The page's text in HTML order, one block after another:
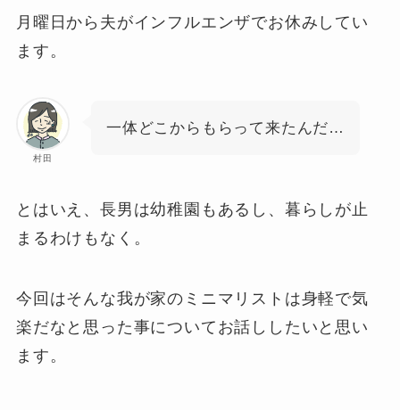
月曜日から夫がインフルエンザでお休みしてい
ます。
村田
一体どこからもらって来たんだ…
とはいえ、長男は幼稚園もあるし、暮らしが止
まるわけもなく。
今回はそんな我が家のミニマリストは身軽で気
楽だなと思った事についてお話ししたいと思い
ます。